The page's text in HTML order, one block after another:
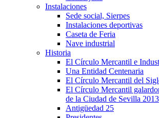
Instalaciones
Sede social, Sierpes
Instalaciones deportivas
Caseta de Feria
Nave industrial
Historia
El Círculo Mercantil e
Una Entidad Centenaria
El Círculo Mercantil del
El Círculo Mercantil
de la Ciudad de Sevilla 2013
Antigüedad 25